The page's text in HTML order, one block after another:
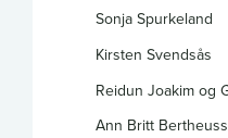
Sonja Spurkeland
Kirsten Svendsås
Reidun Joakim og
Ann Britt